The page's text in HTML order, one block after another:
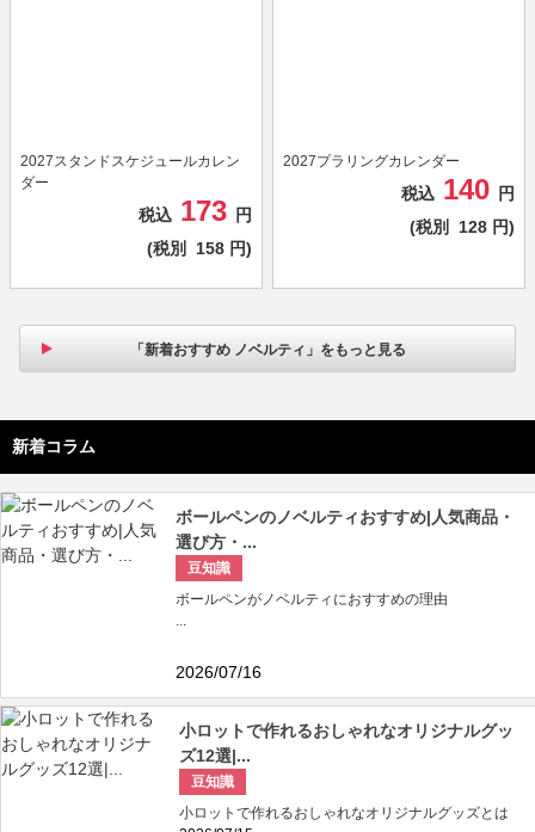
2027スタンドスケジュールカレン
ダー
税込173
円
(税別
158 円)
2027プラリングカレンダー
税込140
円
(税別
128 円)
「新着おすすめ ノベルティ」をもっと見る
新着コラム
ボールペンのノベルティおすすめ|人気商品・
選び方・...
豆知識
ボールペンがノベルティにおすすめの理由
...
2026/07/16
小ロットで作れるおしゃれなオリジナルグッ
ズ12選|...
豆知識
小ロットで作れるおしゃれなオリジナルグッズとは